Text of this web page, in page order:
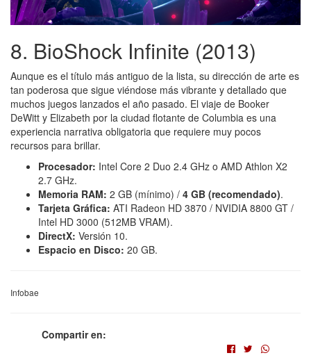
8. BioShock Infinite (2013)
Aunque es el título más antiguo de la lista, su dirección de arte es
tan poderosa que sigue viéndose más vibrante y detallado que
muchos juegos lanzados el año pasado. El viaje de Booker
DeWitt y Elizabeth por la ciudad flotante de Columbia es una
experiencia narrativa obligatoria que requiere muy pocos
recursos para brillar.
Procesador: Intel Core 2 Duo 2.4 GHz o AMD Athlon X2
2.7 GHz.
Memoria RAM: 2 GB (mínimo) / 4 GB (recomendado).
Tarjeta Gráfica: ATI Radeon HD 3870 / NVIDIA 8800 GT /
Intel HD 3000 (512MB VRAM).
DirectX: Versión 10.
Espacio en Disco: 20 GB.
Infobae
Compartir en: